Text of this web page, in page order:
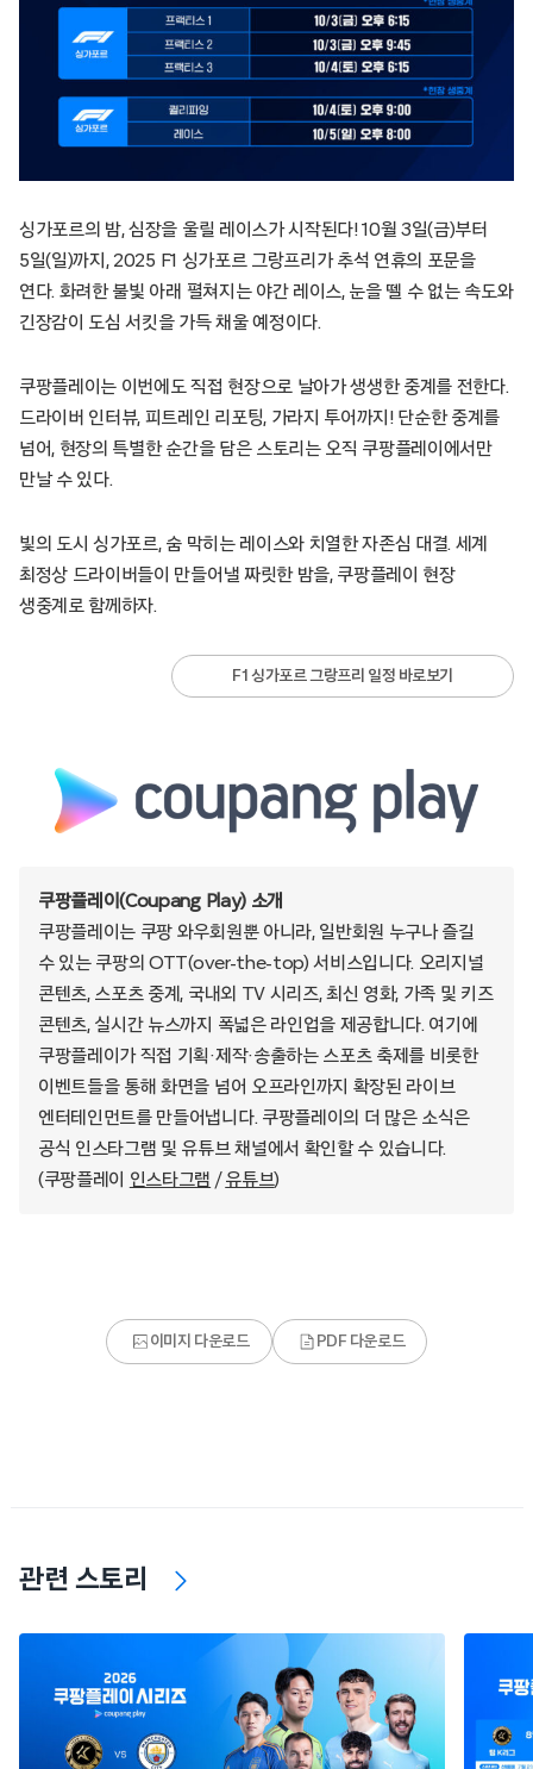
싱가포르의 밤, 심장을 울릴 레이스가 시작된다! 10월 3일(금)부터
5일(일)까지, 2025 F1 싱가포르 그랑프리가 추석 연휴의 포문을
연다. 화려한 불빛 아래 펼쳐지는 야간 레이스, 눈을 뗄 수 없는 속도와
긴장감이 도심 서킷을 가득 채울 예정이다.
쿠팡플레이는 이번에도 직접 현장으로 날아가 생생한 중계를 전한다.
드라이버 인터뷰, 피트레인 리포팅, 가라지 투어까지! 단순한 중계를
넘어, 현장의 특별한 순간을 담은 스토리는 오직 쿠팡플레이에서만
만날 수 있다.
빛의 도시 싱가포르, 숨 막히는 레이스와 치열한 자존심 대결. 세계
최정상 드라이버들이 만들어낼 짜릿한 밤을, 쿠팡플레이 현장
생중계로 함께하자.
F1 싱가포르 그랑프리 일정 바로보기
쿠팡플레이(Coupang Play) 소개
쿠팡플레이는 쿠팡 와우회원뿐 아니라, 일반회원 누구나 즐길
수 있는 쿠팡의 OTT(over-the-top) 서비스입니다. 오리지널
콘텐츠, 스포츠 중계, 국내외 TV 시리즈, 최신 영화, 가족 및 키즈
콘텐츠, 실시간 뉴스까지 폭넓은 라인업을 제공합니다. 여기에
쿠팡플레이가 직접 기획·제작·송출하는 스포츠 축제를 비롯한
이벤트들을 통해 화면을 넘어 오프라인까지 확장된 라이브
엔터테인먼트를 만들어냅니다. 쿠팡플레이의 더 많은 소식은
공식 인스타그램 및 유튜브 채널에서 확인할 수 있습니다.
(쿠팡플레이 인스타그램 /유튜브)
이미지 다운로드 PDF 다운로드
관련 스토리